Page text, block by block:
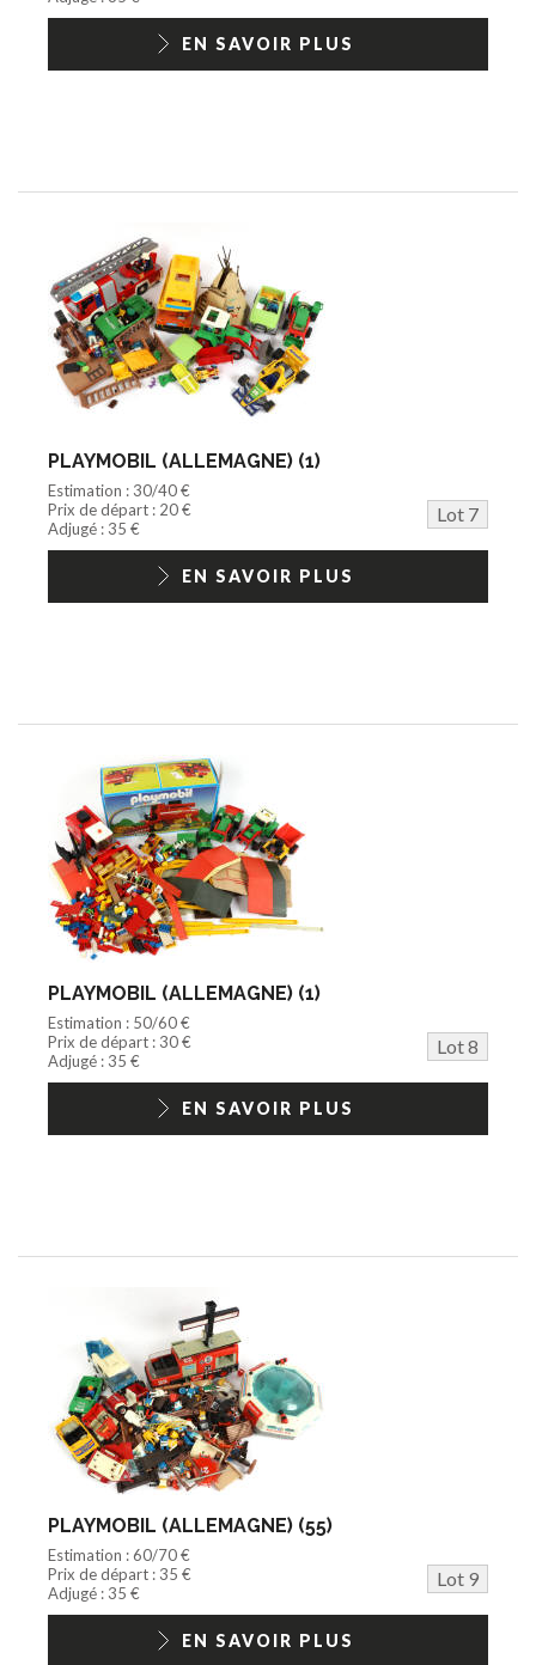
EN SAVOIR PLUS
PLAYMOBIL (ALLEMAGNE) (1)
Estimation : 30/40 €
Prix de départ : 20 €
Lot 7
Adjugé : 35 €
EN SAVOIR PLUS
PLAYMOBIL (ALLEMAGNE) (1)
Estimation : 50/60 €
Prix de départ : 30 €
Lot 8
Adjugé : 35 €
EN SAVOIR PLUS
PLAYMOBIL (ALLEMAGNE) (55)
Estimation : 60/70 €
Prix de départ : 35 €
Lot 9
Adjugé : 35 €
EN SAVOIR PLUS